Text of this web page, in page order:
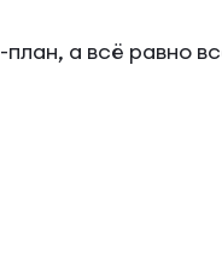
а всё равно